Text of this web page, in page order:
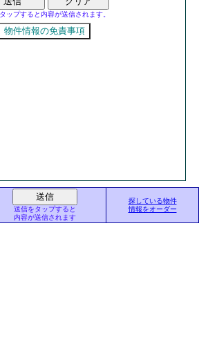
ップすると内容が送信されます。
京都知事（5）第76338号
東京オフィスプロジェクト
都千代田区三番町20-2
送信をタップすると
内容が送信されます
探している物件
情報をオーダー